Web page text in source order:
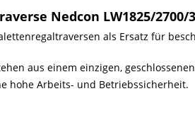
Nedcon LW1825/
als Ersatz für
aus einem einzigen,
hohe Arbeits- und Betriebssicherheit.